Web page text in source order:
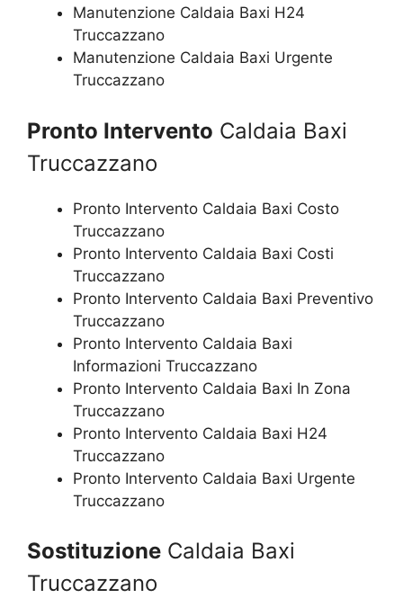
Manutenzione Caldaia Baxi H24
Truccazzano
Manutenzione Caldaia Baxi Urgente
Truccazzano
Pronto Intervento Caldaia Baxi
Truccazzano
Pronto Intervento Caldaia Baxi Costo
Truccazzano
Pronto Intervento Caldaia Baxi Costi
Truccazzano
Pronto Intervento Caldaia Baxi Preventivo
Truccazzano
Pronto Intervento Caldaia Baxi
Informazioni Truccazzano
Pronto Intervento Caldaia Baxi In Zona
Truccazzano
Pronto Intervento Caldaia Baxi H24
Truccazzano
Pronto Intervento Caldaia Baxi Urgente
Truccazzano
Sostituzione Caldaia Baxi
Truccazzano